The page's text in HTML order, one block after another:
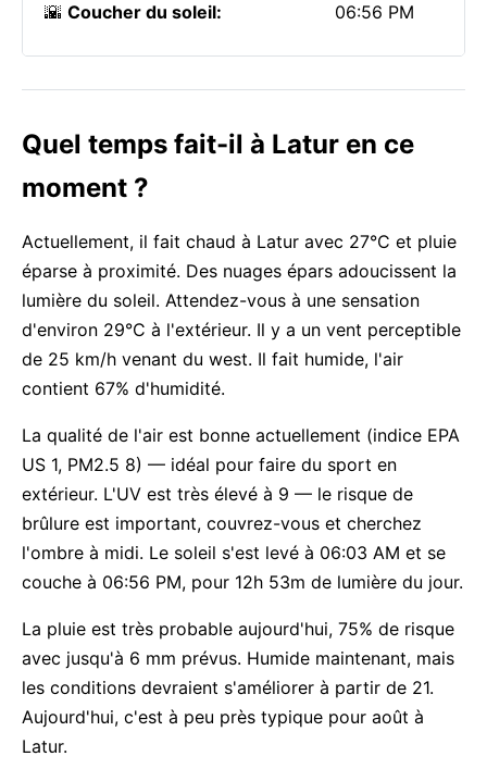
🌇 Coucher du soleil: 06:56 PM
Quel temps fait-il à Latur en ce
moment ?
Actuellement, il fait chaud à Latur avec 27°C et pluie
éparse à proximité. Des nuages épars adoucissent la
lumière du soleil. Attendez-vous à une sensation
d'environ 29°C à l'extérieur. Il y a un vent perceptible
de 25 km/h venant du west. Il fait humide, l'air
contient 67% d'humidité.
La qualité de l'air est bonne actuellement (indice EPA
US 1, PM2.5 8) — idéal pour faire du sport en
extérieur. L'UV est très élevé à 9 — le risque de
brûlure est important, couvrez-vous et cherchez
l'ombre à midi. Le soleil s'est levé à 06:03 AM et se
couche à 06:56 PM, pour 12h 53m de lumière du jour.
La pluie est très probable aujourd'hui, 75% de risque
avec jusqu'à 6 mm prévus. Humide maintenant, mais
les conditions devraient s'améliorer à partir de 21.
Aujourd'hui, c'est à peu près typique pour août à
Latur.